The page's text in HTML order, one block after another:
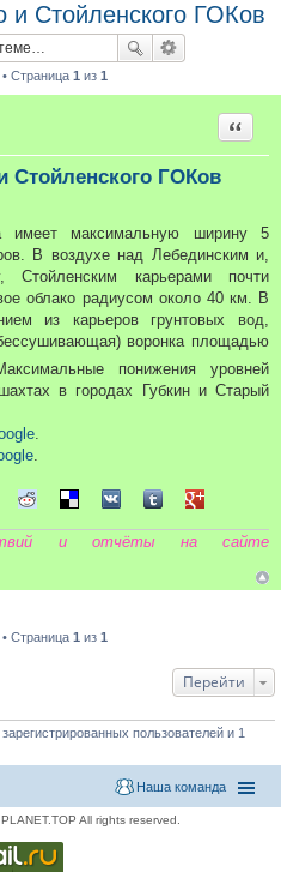
и Стойленского ГОКов
Страница 1 из 1
Стойленского ГОКов
Цитата
максимальную ширину 5
В воздухе над Лебединским и,
Стойленским карьерами почти
облако радиусом около 40 км. В
из карьеров грунтовых вод,
воронка площадью
понижения уровней
в городах Губкин и Старый
.
.
в FriendFeed
в Digg
Поделиться в Reddit
Поделиться в Delicious
Поделиться в VK
Поделиться в
Поделиться
и отчёты на сайте
Страница 1 из 1
Перейти
пользователей и 1
Наша команда
All rights reserved.